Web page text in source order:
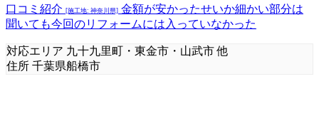
口コミ紹介 [施工地: 神奈川県] 金額が安かったせいか細かい部分は
聞いても今回のリフォームには入っていなかった
対応エリア 九十九里町・東金市・山武市 他
住所 千葉県船橋市